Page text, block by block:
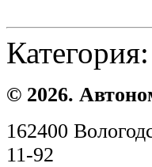
Категория:
© 2026.
162400
11-92